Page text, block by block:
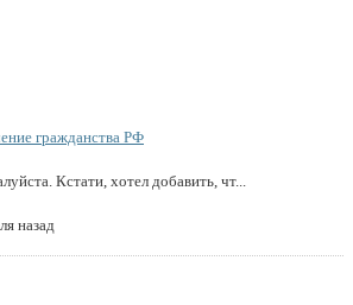
гражданства РФ
Кстати, хотел добавить, чт...
назад